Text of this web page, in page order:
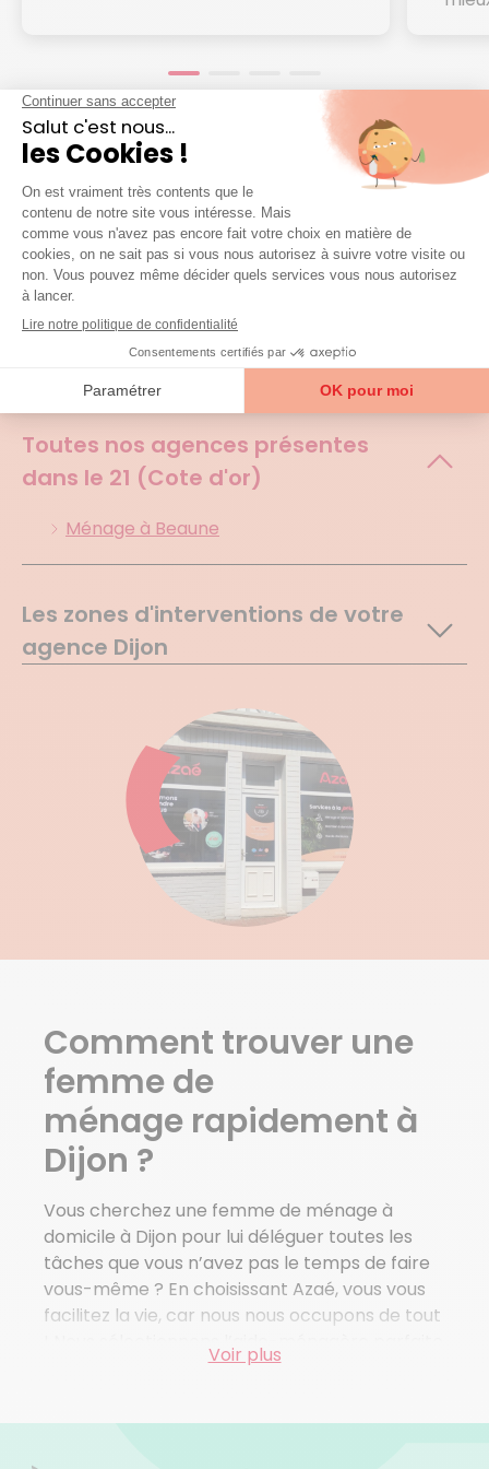
Je prends contact
15 avis certifiés
Agences et zones
d'interventions
Toutes nos agences présentes
dans le 21 (Cote d'or)
Ménage à Beaune
Les zones d'interventions de votre
agence Dijon
Premieres
Fontaine Les Dijon
Hauteville Les Dijon
Marsannay La Cote
Talant
Asnieres Les Dijon
Messigny Et Vantoux
Fleurey Sur Ouche
Bellefond
Orgeux
Ruffey Les Echirey
Voir plus de villes
Comment trouver une
femme de
ménage rapidement à
Dijon ?
Vous cherchez une femme de ménage à
domicile à Dijon pour lui déléguer toutes les
tâches que vous n’avez pas le temps de faire
vous-même ? En choisissant Azaé, vous vous
facilitez la vie, car nous nous occupons de tout
! Nous sélectionnons l’aide-ménagère parfaite
pour votre foyer et nous réalisons
résumé, vous n’aurez absolument rien à faire !
Voir plus